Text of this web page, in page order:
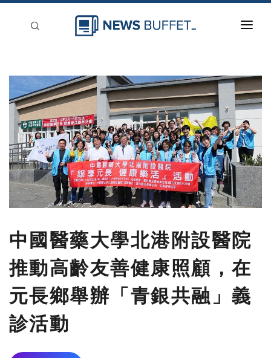
新聞稿分類
登入
刊登
中國醫藥大學北港附設醫院
推動高齡友善健康照顧，在
元長鄉舉辦「青銀共融」義
診活動